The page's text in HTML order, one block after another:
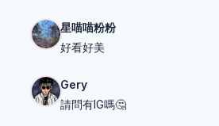
星喵喵粉粉
好看好美
Gery
請問有IG嗎🤔